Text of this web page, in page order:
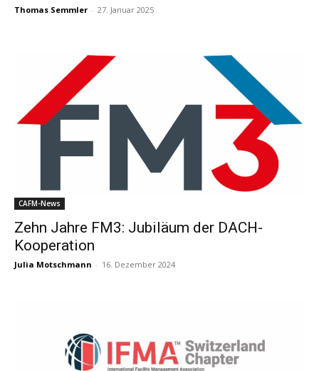
Thomas Semmler - 27. Januar 2025
CAFM-News
Zehn Jahre FM3: Jubiläum der DACH-
Kooperation
Julia Motschmann - 16. Dezember 2024